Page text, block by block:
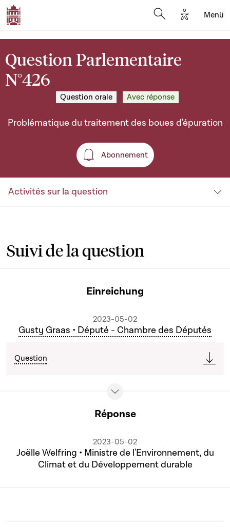
Options
Menü
Question Parlementaire
N°426
Question orale Avec réponse
Problématique du traitement des boues d'épuration
Abonnement
Abonnement
Activités sur la question
Suivi de la question
Einreichung
2023-05-02
Gusty Graas • Député - Chambre des Députés
Question
Réponse
2023-05-02
Joëlle Welfring • Ministre de l'Environnement, du
Climat et du Développement durable